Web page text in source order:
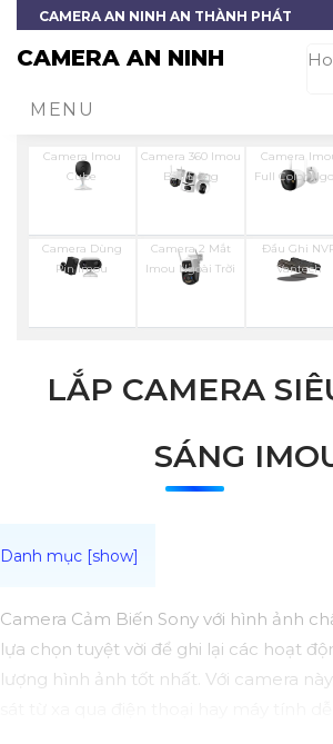
CAMERA AN NINH AN THÀNH PHÁT
CAMERA AN NINH
MENU
Camera Imou
Cube
Camera 360 Imou
Báo Động
Camera
Full Color
Camera Dùng
Pin Imou
Camera 2 Mắt
Imou Ngoài Trời
Đầu Ghi
Vantech
LẮP CAMERA
SÁNG
Camera Cảm Biến Sony với hình ảnh
lựa chọn tuyệt vời để ghi lại các hoạt
lượng hình ảnh tốt nhất. Với camera